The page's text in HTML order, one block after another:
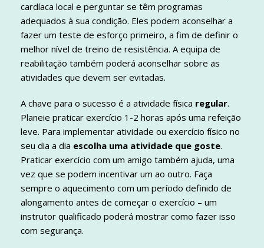
cardíaca local e perguntar se têm programas
adequados à sua condição. Eles podem aconselhar a
fazer um teste de esforço primeiro, a fim de definir o
melhor nível de treino de resistência. A equipa de
reabilitação também poderá aconselhar sobre as
atividades que devem ser evitadas.
A chave para o sucesso é a atividade física regular.
Planeie praticar exercício 1-2 horas após uma refeição
leve. Para implementar atividade ou exercício físico no
seu dia a dia escolha uma atividade que goste.
Praticar exercício com um amigo também ajuda, uma
vez que se podem incentivar um ao outro. Faça
sempre o aquecimento com um período definido de
alongamento antes de começar o exercício – um
instrutor qualificado poderá mostrar como fazer isso
com segurança.